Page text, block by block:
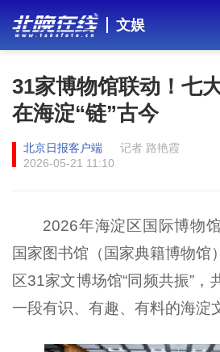
文娱
31家博物馆联动！七
在海淀“链”古今
北京日报客户端
记者 路艳霞
2026-05-21 11:10
2026年海淀区国际博物
国家图书馆（国家典籍博物馆
区31家文博场馆“同频共振”，
一段有识、有趣、有料的海淀